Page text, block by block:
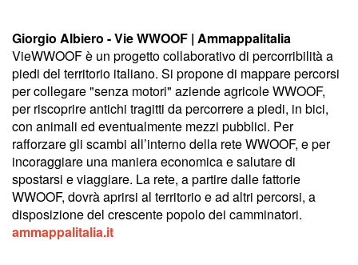
Giorgio Albiero - Vie WWOOF | Ammappalitalia
VieWWOOF è un progetto collaborativo di percorribilità a
piedi del territorio italiano. Si propone di mappare percorsi
per collegare "senza motori" aziende agricole WWOOF,
per riscoprire antichi tragitti da percorrere a piedi, in bici,
con animali ed eventualmente mezzi pubblici. Per
rafforzare gli scambi all’interno della rete WWOOF, e per
incoraggiare una maniera economica e salutare di
spostarsi e viaggiare. La rete, a partire dalle fattorie
WWOOF, dovrà aprirsi al territorio e ad altri percorsi, a
disposizione del crescente popolo dei camminatori.
ammappalitalia.it